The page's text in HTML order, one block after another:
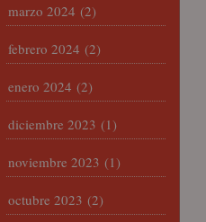
marzo 2024 (2)
febrero 2024 (2)
enero 2024 (2)
diciembre 2023 (1)
noviembre 2023 (1)
octubre 2023 (2)